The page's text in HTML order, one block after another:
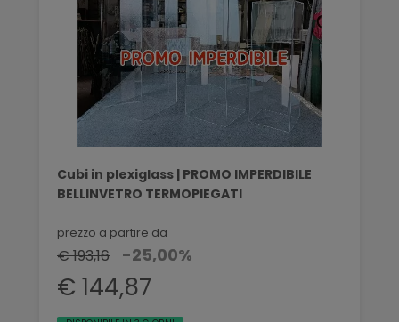
Cubi in plexiglass | PROMO IMPERDIBILE
BELLINVETRO TERMOPIEGATI
prezzo a partire da
€ 193,16 -25,00%
€ 144,87